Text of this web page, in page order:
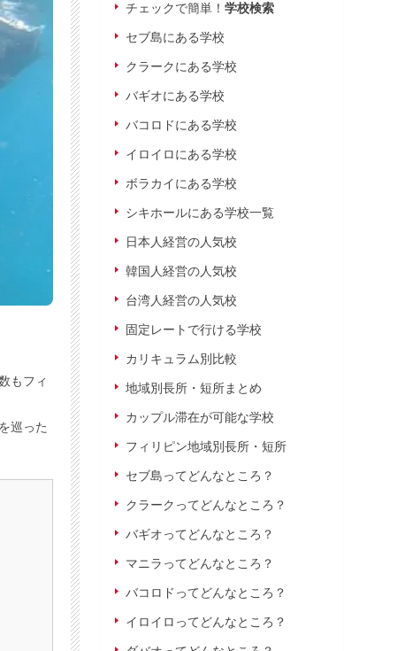
もフィ
巡った
チェックで簡単！ 学校検索
セブ島にある学校
クラークにある学校
バギオにある学校
バコロドにある学校
イロイロにある学校
ボラカイにある学校
シキホールにある学校一覧
日本人経営の人気校
韓国人経営の人気校
台湾人経営の人気校
固定レートで行ける学校
カリキュラム別比較
地域別長所・短所まとめ
カップル滞在が可能な学校
フィリピン地域別長所・短所
セブ島ってどんなところ？
クラークってどんなところ？
バギオってどんなところ？
マニラってどんなところ？
バコロドってどんなところ？
イロイロってどんなところ？